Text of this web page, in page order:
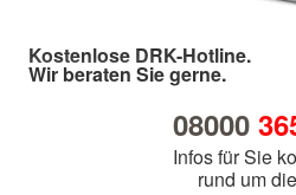
Kostenlose DRK-Hotline.
Wir beraten Sie gerne.
08000
Infos für Sie
rund um